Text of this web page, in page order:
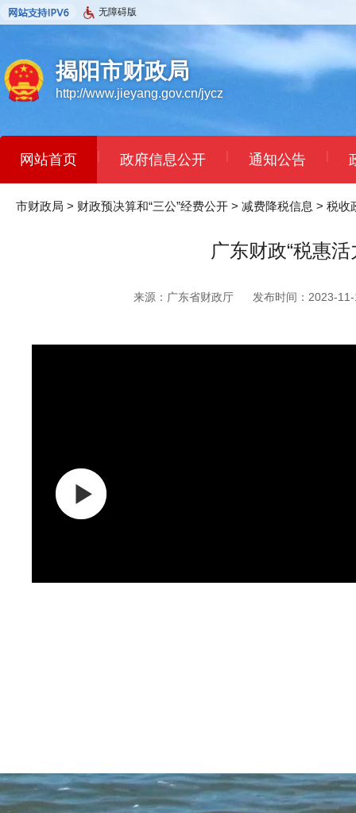
无障碍版
揭阳市财政局
http://www.jieyang.gov.cn/jycz
网站首页 | 政府信息公开 | 通知公告 |
市财政局 > 财政预决算和“三公”经费公开 > 减费降税信息 > 税收
广东财政“税惠
来源：广东省财政厅 发布时间：2023-